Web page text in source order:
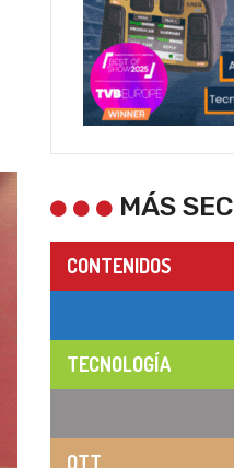
MÁS
CONTENIDOS
TECNOLOGÍA
OTT